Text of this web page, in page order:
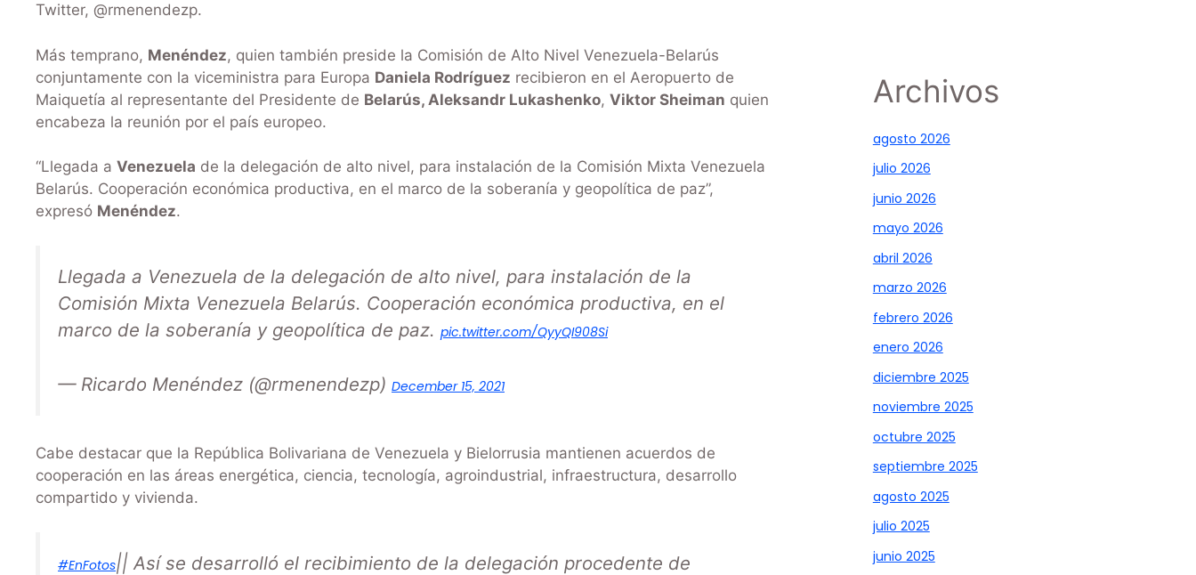
Twitter, @rmenendezp.
Más temprano, Menéndez, quien también preside la Comisión de Alto Nivel Venezuela-Belarús
conjuntamente con la viceministra para Europa Daniela Rodríguez recibieron en el Aeropuerto de
Maiquetía al representante del Presidente de Belarús, Aleksandr Lukashenko, Viktor Sheiman quien
encabeza la reunión por el país europeo.
“Llegada a Venezuela de la delegación de alto nivel, para instalación de la Comisión Mixta Venezuela
Belarús. Cooperación económica productiva, en el marco de la soberanía y geopolítica de paz”,
expresó Menéndez.
Llegada a Venezuela de la delegación de alto nivel, para instalación de la
Comisión Mixta Venezuela Belarús. Cooperación económica productiva, en el
marco de la soberanía y geopolítica de paz. pic.twitter.com/QyyQI908Si
— Ricardo Menéndez (@rmenendezp) December 15, 2021
Cabe destacar que la República Bolivariana de Venezuela y Bielorrusia mantienen acuerdos de
cooperación en las áreas energética, ciencia, tecnología, agroindustrial, infraestructura, desarrollo
compartido y vivienda.
#EnFotos|| Así se desarrolló el recibimiento de la delegación procedente de
Archivos
agosto 2026
julio 2026
junio 2026
mayo 2026
abril 2026
marzo 2026
febrero 2026
enero 2026
diciembre 2025
noviembre 2025
octubre 2025
septiembre 2025
agosto 2025
julio 2025
junio 2025